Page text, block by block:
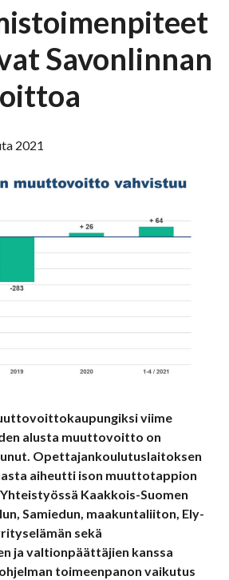
Savonlinnan
2021
viime
alusta muuttovoitto on
Opettajankoulutuslaitoksen
aiheutti ison muuttotappion
Kaakkois-Suomen
Samiedun, maakuntaliiton, Ely-
sekä
ja valtionpäättäjien kanssa
toimeenpanon vaikutus